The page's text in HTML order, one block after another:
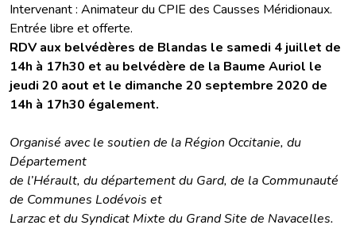
Intervenant : Animateur du CPIE des Causses Méridionaux.
Entrée libre et offerte.
RDV aux belvédères de Blandas le samedi 4 juillet de
14h à 17h30 et au belvédère de la Baume Auriol le
jeudi 20 aout et le dimanche 20 septembre 2020 de
14h à 17h30 également.
Organisé avec le soutien de la Région Occitanie, du
Département
de l’Hérault, du département du Gard, de la Communauté
de Communes Lodévois et
Larzac et du Syndicat Mixte du Grand Site de Navacelles.